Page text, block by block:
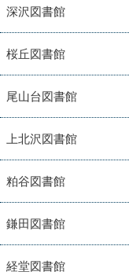
深沢図書館
桜丘図書館
尾山台図書館
上北沢図書館
粕谷図書館
鎌田図書館
経堂図書館